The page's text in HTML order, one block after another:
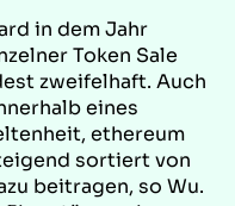
in dem Jahr
Token Sale
zweifelhaft. Auch
eines
ethereum
sortiert von
beitragen, so Wu.